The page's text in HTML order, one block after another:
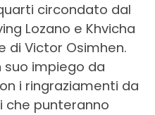
circondato dal
Lozano e Khvicha
di Victor Osimhen.
impiego da
i ringraziamenti da
punteranno